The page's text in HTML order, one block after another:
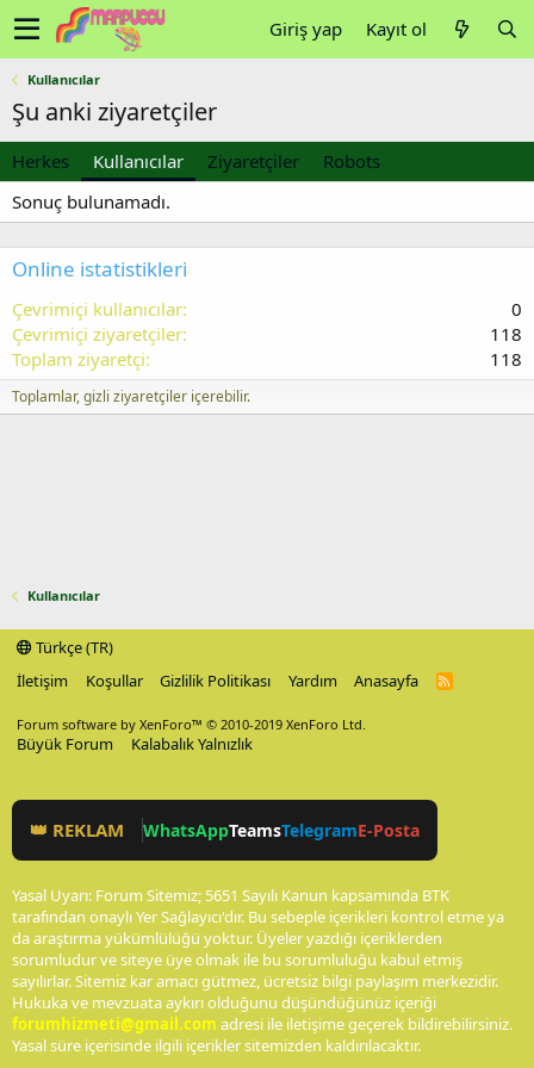
Giriş yap Kayıt ol
Kullanıcılar
Şu anki ziyaretçiler
Herkes Kullanıcılar Ziyaretçiler
Robots
Sonuç bulunamadı.
Online istatistikleri
Çevrimiçi kullanıcılar
0
Çevrimiçi ziyaretçiler
118
Toplam ziyaretçi
118
Toplamlar, gizli ziyaretçiler içerebilir.
Kullanıcılar
Türkçe (TR)
İletişim
Koşullar Gizlilik Politikası Yardım Anasayfa
R
Forum software by XenForo™ © 2010-2019 XenForo Ltd.
Büyük Forum Kalabalık Yalnızlık
👑 REKLAM WhatsAppTeamsTelegramE-Posta
Yasal Uyarı: Forum Sitemiz; 5651 Sayılı Kanun kapsamında BTK
tarafından onaylı Yer Sağlayıcı'dır. Bu sebeple içerikleri kontrol etme ya
da araştırma yükümlülüğü yoktur. Üyeler yazdığı içeriklerden
sorumludur ve siteye üye olmak ile bu sorumluluğu kabul etmiş
sayılırlar. Sitemiz kar amacı gütmez, ücretsiz bilgi paylaşım merkezidir.
Hukuka ve mevzuata aykırı olduğunu düşündüğünüz içeriği
forumhizmeti@gmail.com adresi ile iletişime geçerek bildirebilirsiniz.
Yasal süre içerisinde ilgili içerikler sitemizden kaldırılacaktır.